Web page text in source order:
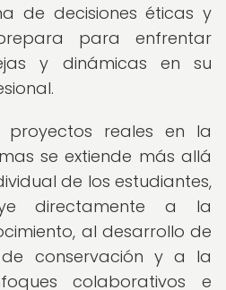
de decisiones éticas y
para enfrentar
y dinámicas en su
reales en la
se extiende más allá
de los estudiantes,
directamente a la
al desarrollo de
conservación y a la
colaborativos e